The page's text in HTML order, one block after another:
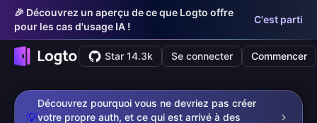
🎉 Découvrez un aperçu de ce que Logto offre
pour les cas d'usage IA !
C'est parti
Star 14.3k Se connecter Commencer
💡
Découvrez pourquoi vous ne devriez pas créer
votre propre auth, et ce qui est arrivé à des